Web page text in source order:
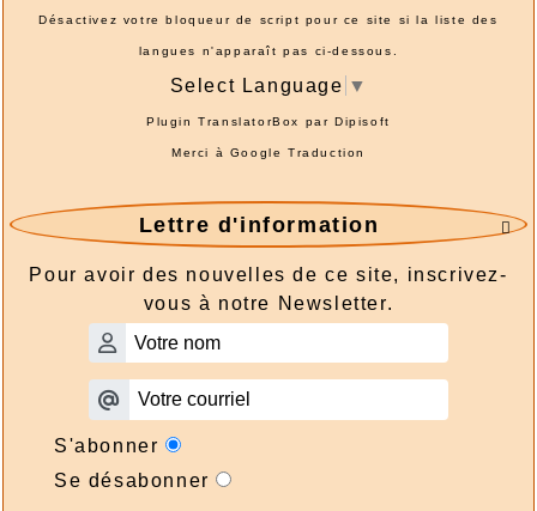
Désactivez votre bloqueur de script pour ce site si la liste des
langues n'apparaît pas ci-dessous.
Select Language ▼
Plugin TranslatorBox parDipisoft
Merci à Google Traduction

Lettre d'information
Pour avoir des nouvelles de ce site, inscrivez-
vous à notre Newsletter.
S'abonner
Se désabonner